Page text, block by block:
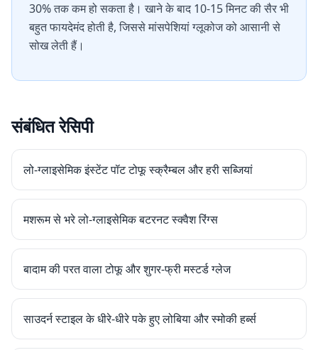
30% तक कम हो सकता है। खाने के बाद 10-15 मिनट की सैर भी
बहुत फायदेमंद होती है, जिससे मांसपेशियां ग्लूकोज को आसानी से
सोख लेती हैं।
संबंधित रेसिपी
लो-ग्लाइसेमिक इंस्टेंट पॉट टोफू स्क्रैम्बल और हरी सब्जियां
मशरूम से भरे लो-ग्लाइसेमिक बटरनट स्क्वैश रिंग्स
बादाम की परत वाला टोफू और शुगर-फ्री मस्टर्ड ग्लेज
साउदर्न स्टाइल के धीरे-धीरे पके हुए लोबिया और स्मोकी हर्ब्स